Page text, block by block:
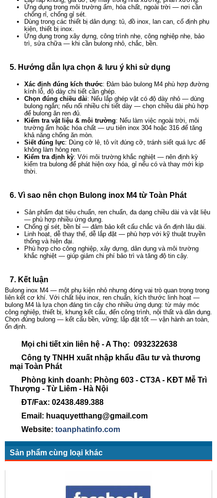
Ứng dụng trong môi trường ẩm, hóa chất, ngoài trời — nơi cần
chống rỉ, chống gỉ sét.
Dùng trong các thiết bị dân dụng: tủ, đồ inox, lan can, cố định phụ
kiện, thiết bị inox.
Ứng dụng trong xây dựng, công trình nhẹ, công nghiệp nhẹ, bảo
trì, sửa chữa — khi cần bulong nhỏ, chắc, bền.
5. Hướng dẫn lựa chọn & lưu ý khi sử dụng
Xác định đúng kích thước: Đảm bảo bulong M4 phù hợp đường
kính lỗ, độ dày chi tiết cần ghép.
Chọn đúng chiều dài: Nếu lắp ghép vật có độ dày nhỏ — dùng
bulong ngắn; nếu nối nhiều chi tiết dày — chọn chiều dài phù hợp
để bulong ăn ren đủ.
Kiểm tra vật liệu & môi trường: Nếu làm việc ngoài trời, môi
trường ẩm hoặc hóa chất — ưu tiên inox 304 hoặc 316 để tăng
khả năng chống ăn mòn.
Siết đúng lực: Dùng cờ lê, tô vít đúng cỡ, tránh siết quá lực để
không làm hỏng ren.
Kiểm tra định kỳ: Với môi trường khắc nghiệt — nên định kỳ
kiểm tra bulong để phát hiện oxy hóa, gỉ nếu có và thay mới kịp
thời.
6. Vì sao nên chọn Bulong inox M4 từ Toàn Phát
Sản phẩm đạt tiêu chuẩn, ren chuẩn, đa dạng chiều dài và vật liệu
— phù hợp nhiều ứng dụng.
Chống gỉ sét, bền bỉ — đảm bảo kết cấu chắc và ổn định lâu dài.
Linh hoạt, dễ thay thế, dễ lắp đặt — phù hợp với kỹ thuật truyền
thống và hiện đại.
Phù hợp cho công nghiệp, xây dựng, dân dụng và môi trường
khắc nghiệt — giúp giảm chi phí bảo trì và tăng độ tin cậy.
7. Kết luận
Bulong inox M4 — một phụ kiện nhỏ nhưng đóng vai trò quan trọng trong
liên kết cơ khí. Với chất liệu inox, ren chuẩn, kích thước linh hoạt —
bulong M4 là lựa chọn đáng tin cậy cho nhiều ứng dụng: từ máy móc
công nghiệp, thiết bị, khung kết cấu, đến công trình, nội thất và dân dụng.
Chọn đúng bulong — kết cấu bền, vững; lắp đặt tốt — vận hành an toàn,
ổn định.
Mọi chi tiết xin liên hệ - A Thọ: 0932322638
Công ty TNHH xuất nhập khẩu đầu tư và thương
mại Toàn Phát
Phòng kinh doanh: Phòng 603 - CT3A - KĐT Mễ Trì
Thượng - Từ Liêm - Hà Nội
ĐT/Fax: 02438.489.388
Email: huaquyetthang@gmail.com
Website: toanphatinfo.com
Sản phẩm cùng loại khác